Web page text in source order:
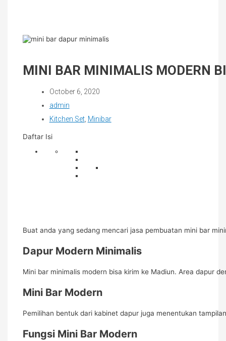
MINI BAR MINIMALIS MODERN
October 6, 2020
admin
Kitchen Set, Minibar
Daftar Isi
Buat anda yang sedang mencari jasa pembuatan mini bar
Dapur Modern Minimalis
Mini bar minimalis modern bisa kirim ke Madiun. Area dapur
Mini Bar Modern
Pemilihan bentuk dari kabinet dapur juga menentukan
Fungsi Mini Bar Modern